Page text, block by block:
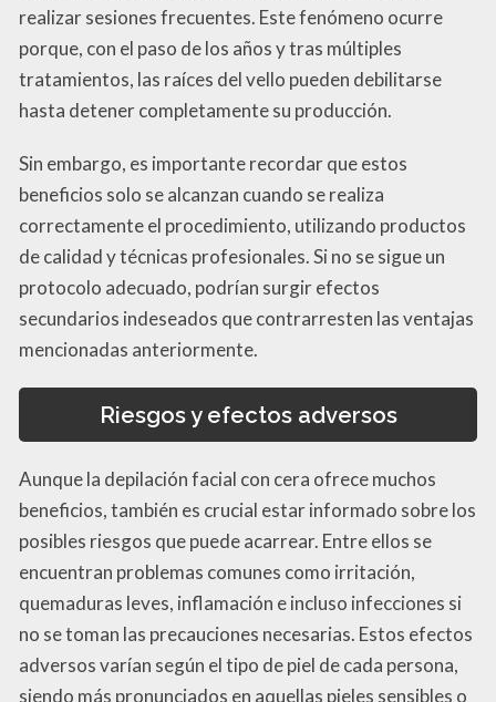
realizar sesiones frecuentes. Este fenómeno ocurre
porque, con el paso de los años y tras múltiples
tratamientos, las raíces del vello pueden debilitarse
hasta detener completamente su producción.
Sin embargo, es importante recordar que estos
beneficios solo se alcanzan cuando se realiza
correctamente el procedimiento, utilizando productos
de calidad y técnicas profesionales. Si no se sigue un
protocolo adecuado, podrían surgir efectos
secundarios indeseados que contrarresten las ventajas
mencionadas anteriormente.
Riesgos y efectos adversos
Aunque la depilación facial con cera ofrece muchos
beneficios, también es crucial estar informado sobre los
posibles riesgos que puede acarrear. Entre ellos se
encuentran problemas comunes como irritación,
quemaduras leves, inflamación e incluso infecciones si
no se toman las precauciones necesarias. Estos efectos
adversos varían según el tipo de piel de cada persona,
siendo más pronunciados en aquellas pieles sensibles o